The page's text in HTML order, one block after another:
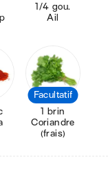
1/4 gou.
Ail
Facultatif
1 brin
Coriandre
(frais)